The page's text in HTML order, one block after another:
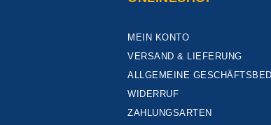
MEIN KONTO
VERSAND & LIEFERUNG
ALLGEMEINE
WIDERRUF
ZAHLUNGSARTEN